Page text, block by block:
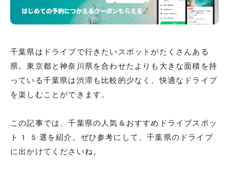
千葉県はドライブで行きたいスポットがたくさんある
県。東京都と神奈川県を合わせたよりも大きな面積を持
っている千葉県は渋滞も比較的少なく、快適なドライブ
を楽しむことができます。
この記事では、千葉県の人気＆おすすめドライブスポッ
ト15選を紹介。ぜひ参考にして、千葉県のドライブ
に出かけてくださいね。